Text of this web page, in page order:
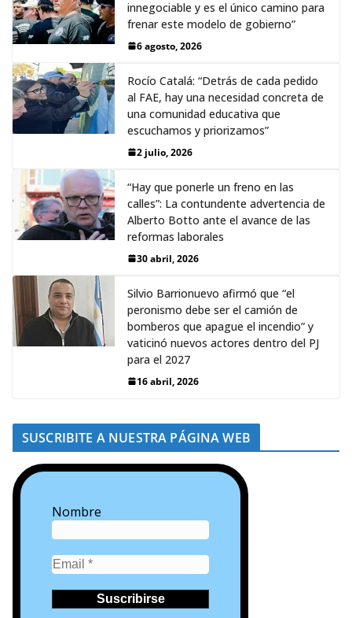
innegociable y es el único camino para
frenar este modelo de gobierno”
6 agosto, 2026
Rocío Catalá: “Detrás de cada pedido
al FAE, hay una necesidad concreta de
una comunidad educativa que
escuchamos y priorizamos”
2 julio, 2026
“Hay que ponerle un freno en las
calles”: La contundente advertencia de
Alberto Botto ante el avance de las
reformas laborales
30 abril, 2026
Silvio Barrionuevo afirmó que “el
peronismo debe ser el camión de
bomberos que apague el incendio” y
vaticinó nuevos actores dentro del PJ
para el 2027
16 abril, 2026
SUSCRIBITE A NUESTRA PÁGINA WEB
Nombre